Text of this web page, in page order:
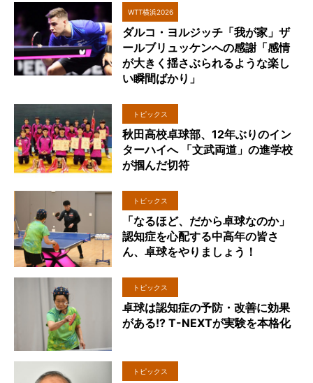
WTT横浜2026
ダルコ・ヨルジッチ「我が家」ザ
ールブリュッケンへの感謝「感情
が大きく揺さぶられるような楽し
い瞬間ばかり」
トピックス
秋田高校卓球部、12年ぶりのイン
ターハイへ 「文武両道」の進学校
が掴んだ切符
トピックス
「なるほど、だから卓球なのか」
認知症を心配する中高年の皆さ
ん、卓球をやりましょう！
トピックス
卓球は認知症の予防・改善に効果
がある!? T-NEXTが実験を本格化
トピックス